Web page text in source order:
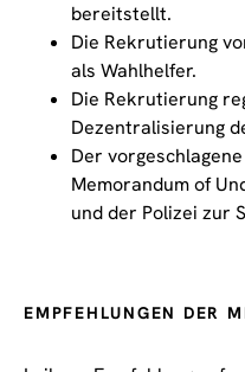
bereitstellt.
Die Rekrutierung
als Wahlhelfer.
Die Rekrutierung
Dezentralisierung
Der
Memorandum of
und der Polizei zur
EMPFEHLUNGEN DER